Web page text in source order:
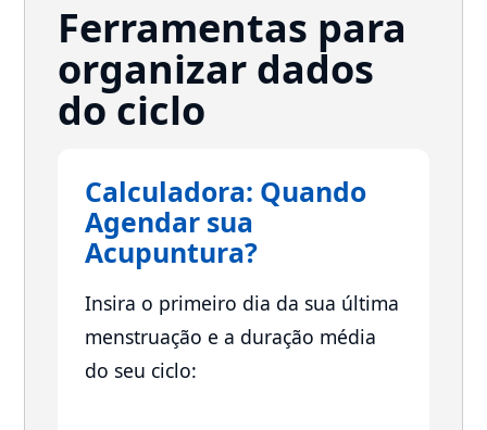
Ferramentas para
organizar dados
do ciclo
Calculadora: Quando
Agendar sua
Acupuntura?
Insira o primeiro dia da sua última
menstruação e a duração média
do seu ciclo: